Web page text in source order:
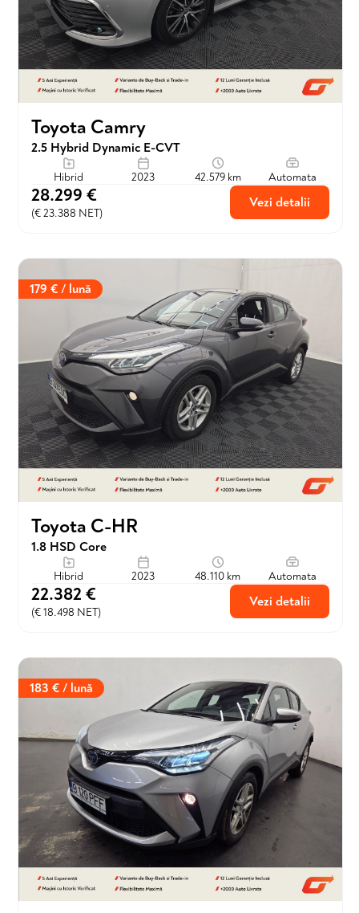
Toyota Camry
2.5 Hybrid Dynamic E-CVT
Hibrid 2023 42.579 km Automata
28.299 €
(€ 23.388 NET)
Vezi detalii
179 € / lună
Toyota C-HR
1.8 HSD Core
Hibrid 2023 48.110 km Automata
22.382 €
(€ 18.498 NET)
Vezi detalii
183 € / lună